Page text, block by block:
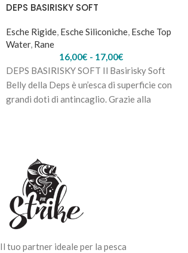
DEPS BASIRISKY SOFT
Esche Rigide Esche Siliconiche Esche Top
Water, Rane
16,00€ - 17,00€
DEPS BASIRISKY SOFT Il Basirisky Soft
Belly della Deps è un’esca di superficie con
grandi doti di antincaglio. Grazie alla
Il tuo partner ideale per la pesca